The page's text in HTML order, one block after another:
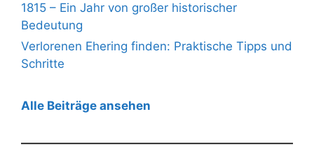
1815 – Ein Jahr von großer historischer
Bedeutung
Verlorenen Ehering finden: Praktische Tipps und
Schritte
Alle Beiträge ansehen